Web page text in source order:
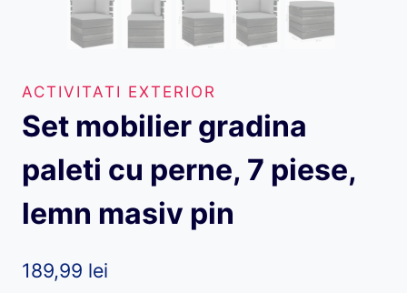
ACTIVITATI EXTERIOR
Set mobilier gradina
paleti cu perne, 7 piese,
lemn masiv pin
189,99 lei